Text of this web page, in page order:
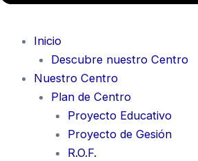
Inicio
Descubre nuestro Centro
Nuestro Centro
Plan de Centro
Proyecto Educativo
Proyecto de Gesión
R.O.F.